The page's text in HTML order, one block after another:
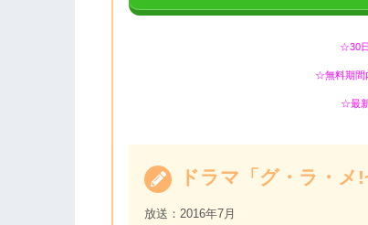
☆30
☆無料期間
☆最
ドラマ「グ・ラ・メ
放送：2016年7月